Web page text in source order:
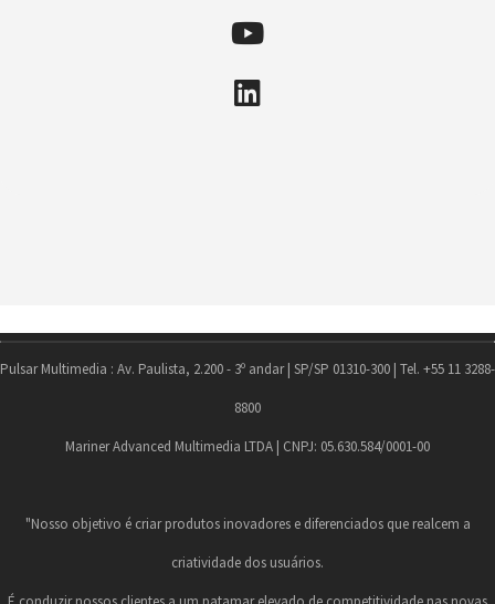
Pulsar Multimedia : Av. Paulista, 2.200 - 3º andar | SP/SP 01310-300 | Tel. +55 11 3288-
8800
Mariner Advanced Multimedia LTDA | CNPJ: 05.630.584/0001-00
"Nosso objetivo é criar produtos inovadores e diferenciados que realcem a
criatividade dos usuários.